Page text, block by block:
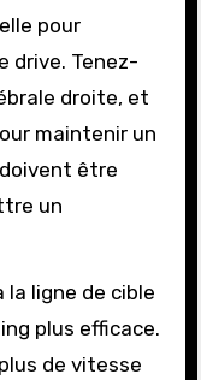
pour
drive. Tenez-
droite, et
maintenir un
être
un
la ligne de cible
plus efficace.
de vitesse